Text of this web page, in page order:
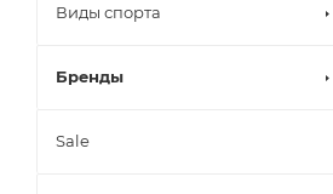
Виды спорта
Бренды
Sale